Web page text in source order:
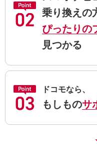
乗り換えの
ぴったりの
見つかる
ドコモなら、
もしものサ